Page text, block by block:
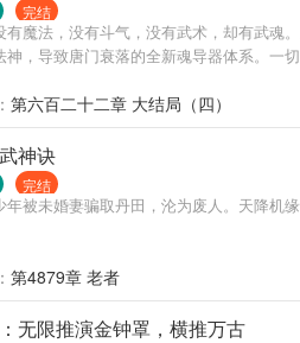
完结
有魔法，没有斗气，没有武术，却有武魂
神，导致唐门衰落的全新魂导器体系。一
第六百二十二章 大结局（四）
神诀
完结
年被未婚妻骗取丹田，沦为废人。天降机
第4879章 老者
无限推演金钟罩，横推万古